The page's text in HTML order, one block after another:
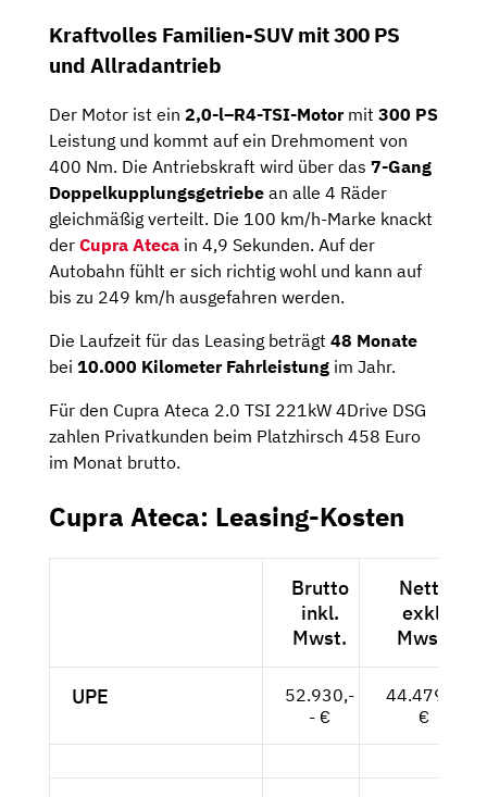
Kraftvolles Familien-SUV mit 300 PS
und Allradantrieb
Der Motor ist ein 2,0-l–R4-TSI-Motormit 300 PS
Leistung und kommt auf ein Drehmoment von
400 Nm. Die Antriebskraft wird über das 7-Gang
Doppelkupplungsgetriebe an alle 4 Räder
gleichmäßig verteilt. Die 100 km/h-Marke knackt
der Cupra Ateca in 4,9 Sekunden. Auf der
Autobahn fühlt er sich richtig wohl und kann auf
bis zu 249 km/h ausgefahren werden.
Die Laufzeit für das Leasing beträgt 48 Monate
bei 10.000 Kilometer Fahrleistung im Jahr.
Für den Cupra Ateca 2.0 TSI 221kW 4Drive DSG
zahlen Privatkunden beim Platzhirsch 458 Euro
im Monat brutto.
Cupra Ateca: Leasing-Kosten
Brutto
inkl.
Mwst.
Netto
exkl.
Mwst.
UPE
52.930,-
- €
44.479,--
€